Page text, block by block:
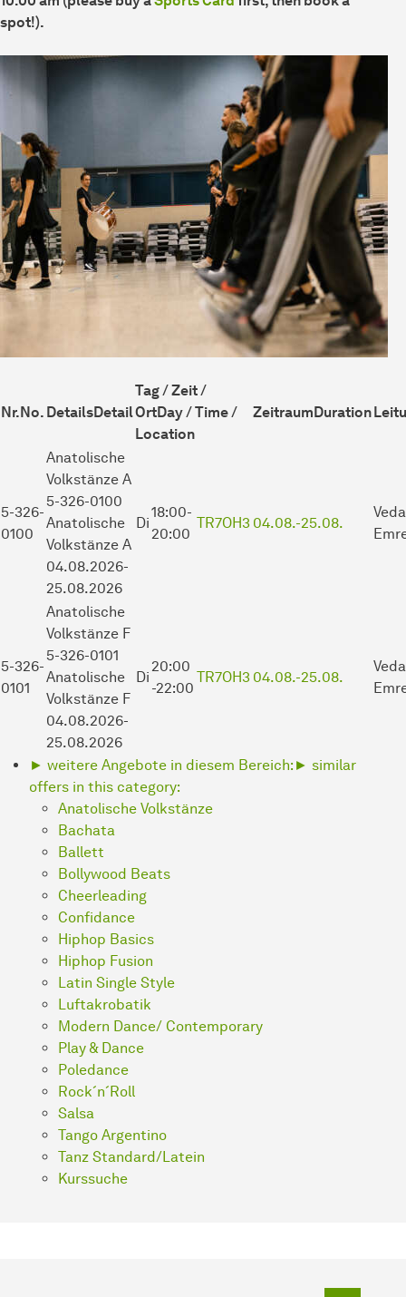
spot!).
Nr.No. DetailsDetail
Tag / Zeit /
OrtDay / Time /
Location
ZeitraumDuration
5-326-
0100
Anatolische
Volkstänze A
5-326-0100
Anatolische
Volkstänze A
04.08.2026-
25.08.2026
Di
18:00-
20:00
TR7OH3 04.08.-25.08.
5-326-
0101
Anatolische
Volkstänze F
5-326-0101
Anatolische
Volkstänze F
04.08.2026-
25.08.2026
Di
20:00
-22:00
TR7OH3 04.08.-25.08.
► weitere Angebote in diesem Bereich: ► similar
offers in this category:
Anatolische Volkstänze
Bachata
Ballett
Bollywood Beats
Cheerleading
Confidance
Hiphop Basics
Hiphop Fusion
Latin Single Style
Luftakrobatik
Modern Dance/ Contemporary
Play & Dance
Poledance
Rock´n´Roll
Salsa
Tango Argentino
Tanz Standard/Latein
Kurssuche